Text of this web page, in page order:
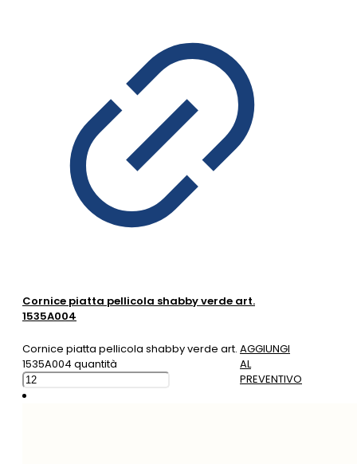
Cornice piatta pellicola shabby verde art.
1535A004
Cornice piatta pellicola shabby verde art.
1535A004 quantità
AGGIUNGI
AL
PREVENTIVO